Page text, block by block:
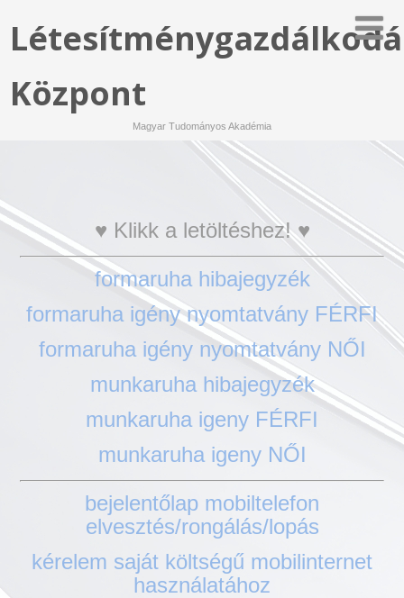
Központ
Magyar Tudományos Akadémia
♥ Klikk a letöltéshez! ♥
formaruha hibajegyzék
formaruha igény nyomtatvány FÉRFI
formaruha igény nyomtatvány NŐI
munkaruha hibajegyzék
munkaruha igeny FÉRFI
munkaruha igeny NŐI
bejelentőlap mobiltelefon
elvesztés/rongálás/lopás
kérelem saját költségű mobilinternet
használatához